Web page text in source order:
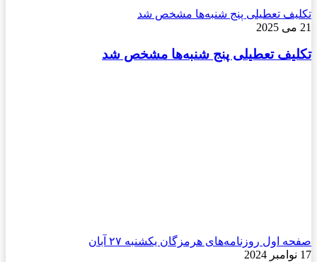
تکلیف تعطیلی پنج شنبه‌ها مشخص شد
21 می 2025
تکلیف تعطیلی پنج شنبه‌ها مشخص شد
صفحه اول روزنامه‌های هرمزگان یکشنبه ۲۷ آبان
17 نوامبر 2024